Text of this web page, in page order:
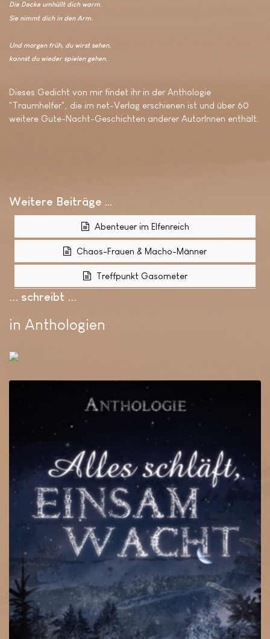
Die Decke umhüllt dich warm.
Sie nimmt dich in den Arm.
Und morgen früh, du wirst sehen,
kannst du wieder spielen gehen.
Dieses Gedicht von mir findet ihr in der Anthologie
"Traumhelfer", die im net-Verlag erschienen ist und über 60
weitere Gute-Nacht-Geschichten anderer AutorInnen enthält.
Weitere Beiträge …
Abenteuer im Elfenreich
Chaos-Frauen & Macho-Männer
Treffpunkt Gasometer
... schreibt ..
in Anthologien